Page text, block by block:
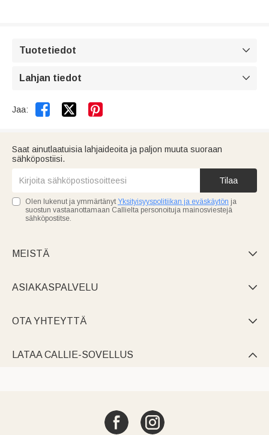
Tuotetiedot 
Lahjan tiedot 
Jaa:  
Saat ainutlaatuisia lahjaideoita ja paljon muuta suoraan
sähköpostiisi.
Tilaa
Olen lukenut ja ymmärtänyt Yksityisyyspolitiikan ja eväskäytön ja
suostun vastaanottamaan Callielta personoituja mainosviestejä
sähköpostitse.
MEISTÄ 
ASIAKASPALVELU 
OTA YHTEYTTÄ 
LATAA CALLIE-SOVELLUS 